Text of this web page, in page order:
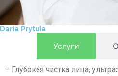
Daria Prytula
Услуги
– Глубокая чистка лица,